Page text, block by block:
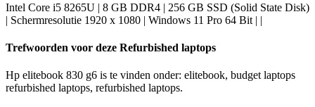
Intel Core i5 8265U | 8 GB DDR4 | 256 GB SSD (Solid State Disk)
| Schermresolutie 1920 x 1080 | Windows 11 Pro 64 Bit | |
Trefwoorden voor deze Refurbished laptops
Hp elitebook 830 g6 is te vinden onder: elitebook, budget laptops
refurbished laptops, refurbished laptops.